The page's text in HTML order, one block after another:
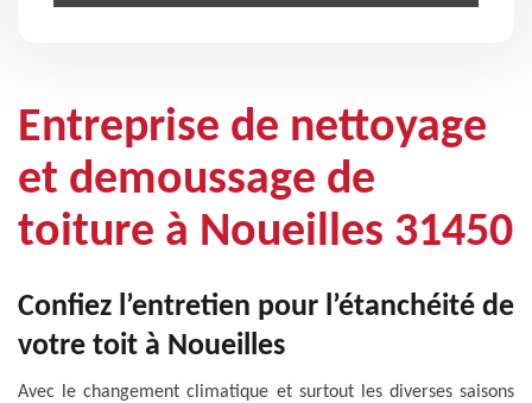
Entreprise de nettoyage
et demoussage de
toiture à Noueilles 31450
Confiez l’entretien pour l’étanchéité de
votre toit à Noueilles
Avec le changement climatique et surtout les diverses saisons